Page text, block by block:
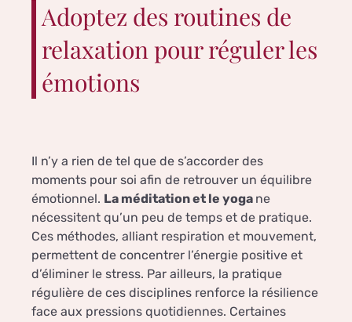
Adoptez des routines de
relaxation pour réguler les
émotions
Il n’y a rien de tel que de s’accorder des
moments pour soi afin de retrouver un équilibre
émotionnel. La méditation et le yoga ne
nécessitent qu’un peu de temps et de pratique.
Ces méthodes, alliant respiration et mouvement,
permettent de concentrer l’énergie positive et
d’éliminer le stress. Par ailleurs, la pratique
régulière de ces disciplines renforce la résilience
face aux pressions quotidiennes. Certaines